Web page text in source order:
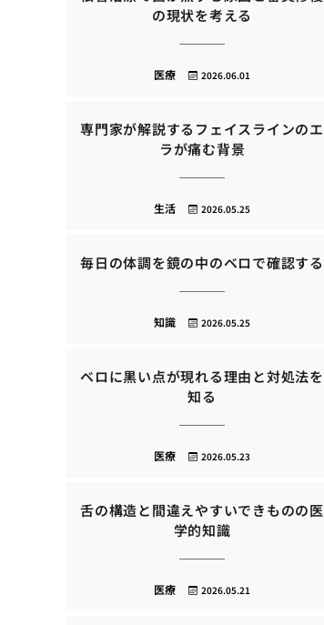
の現状を考える
2026.06.01
医療
専門家が解説するフェイスラインのエ
ラが痛む背景
2026.05.25
生活
毎日の体調を鏡の中のベロで確認する
2026.05.25
知識
ベロに黒い点が現れる理由と対処法を
知る
2026.05.23
医療
舌の構造と間違えやすいできものの医
学的知識
2026.05.21
医療